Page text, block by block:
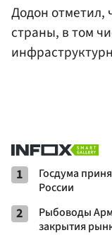
Додон отметил,
страны, в том
1
Госдума
России
2
Рыбоводы
закрытия